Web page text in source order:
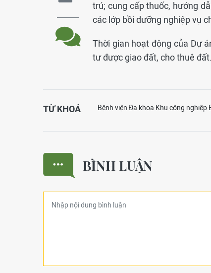
trú; cung cấp thuốc, hướng
các lớp bồi dưỡng nghiệp vụ
Thời gian hoạt động của Dự
tư được giao đất, cho thuê đất.
TỪ KHOÁ Bệnh viện Đa khoa Khu công nghiệp
BÌNH LUẬN